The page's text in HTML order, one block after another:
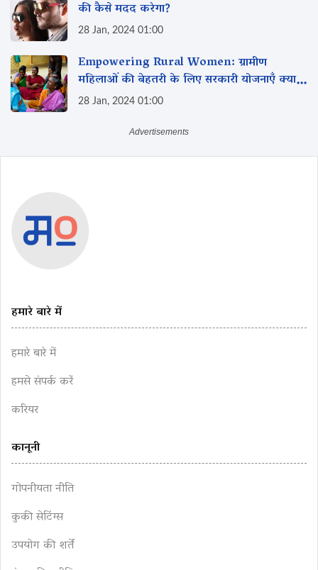
की कैसे मदद करेगा?
28 Jan, 2024 01:00
Empowering Rural Women: ग्रामीण
महिलाओं की बेहतरी के लिए सरकारी योजनाएँ क्या
हैं?
28 Jan, 2024 01:00
हमारे बारे में
हमारे बारे में
हमसे संपर्क करें
करियर
कानूनी
गोपनीयता नीति
कुकी सेटिंग्स
उपयोग की शर्तें